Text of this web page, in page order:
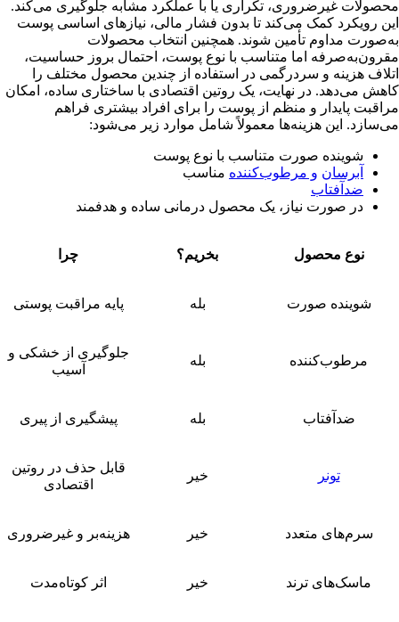
محصولات غیرضروری، تکراری یا با عملکرد مشابه جلوگیری می‌کند.
این رویکرد کمک می‌کند تا بدون فشار مالی، نیازهای اساسی پوست
به‌صورت مداوم تأمین شوند. همچنین انتخاب محصولات
مقرون‌به‌صرفه اما متناسب با نوع پوست، احتمال بروز حساسیت،
اتلاف هزینه و سردرگمی در استفاده از چندین محصول مختلف را
کاهش می‌دهد. در نهایت، یک روتین اقتصادی با ساختاری ساده، امکان
مراقبت پایدار و منظم از پوست را برای افراد بیشتری فراهم
می‌سازد. این هزینه‌ها معمولاً شامل موارد زیر می‌شود:
شوینده صورت متناسب با نوع پوست
آبرسان و مرطوبکننده مناسب
ضدآفتاب
در صورت نیاز، یک محصول درمانی ساده و هدفمند
نوع محصول بخریم؟ چرا
شوینده صورت بله پایه مراقبت پوستی
مرطوب‌کننده بله
جلوگیری از خشکی و
آسیب
ضدآفتاب بله پیشگیری از پیری
تونر خیر
قابل حذف در روتین
اقتصادی
سرم‌های متعدد خیر هزینه‌بر و غیرضروری
ماسک‌های ترند خیر اثر کوتاه‌مدت